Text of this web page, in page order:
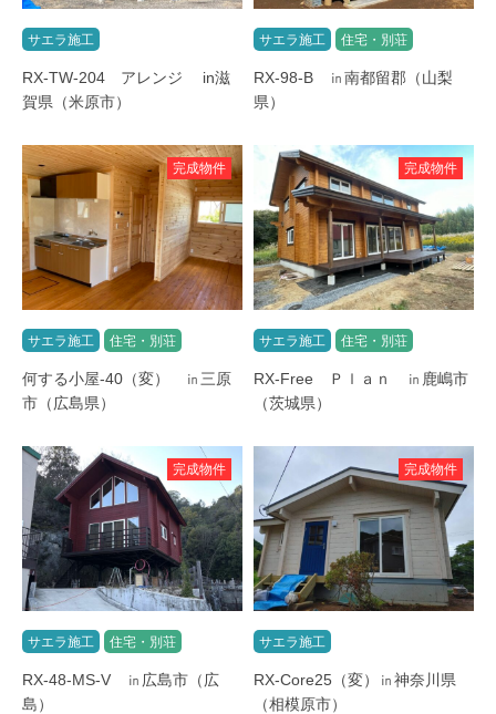
サエラ施工
RX-TW-204 アレンジ in滋
賀県（米原市）
サエラ施工 住宅・別荘
RX-98-B ㏌南都留郡（山梨
県）
完成物件
サエラ施工 住宅・別荘
何する小屋-40（変） ㏌三原
市（広島県）
完成物件
サエラ施工 住宅・別荘
RX-Free Ｐｌａｎ ㏌鹿嶋市
（茨城県）
完成物件
サエラ施工 住宅・別荘
RX-48-MS-V ㏌広島市（広
島）
完成物件
サエラ施工
RX-Core25（変）㏌神奈川県
（相模原市）